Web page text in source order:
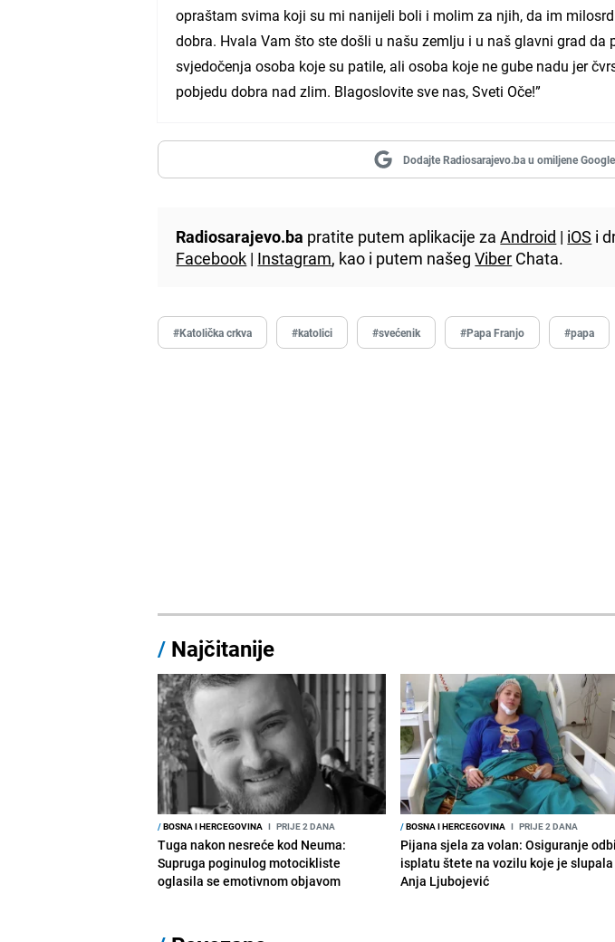
opraštam svima koji su mi nanijeli boli i molim za njih, da im
dobra. Hvala Vam što ste došli u našu zemlju i u naš glavni grad da
svjedočenja osoba koje su patile, ali osoba koje ne gube nadu jer
pobjedu dobra nad zlim. Blagoslovite sve nas, Sveti Oče!”
Dodajte Radiosarajevo.ba u omiljene
Radiosarajevo.ba pratite putem aplikacije zaAndroid | iOS i
Facebook | Instagram, kao i putem našegViber Chata.
#Katolička crkva #katolici #svećenik #Papa Franjo #papa
/ Najčitanije
/BOSNA I HERCEGOVINA I PRIJE 2 DANA
Tuga nakon nesreće kod Neuma:
Supruga poginulog motocikliste
oglasila se emotivnom objavom
/BOSNA I HERCEGOVINA I PRIJE 2 DANA
Pijana sjela za volan: Osiguranje
isplatu štete na vozilu koje je slupala
Anja Ljubojević